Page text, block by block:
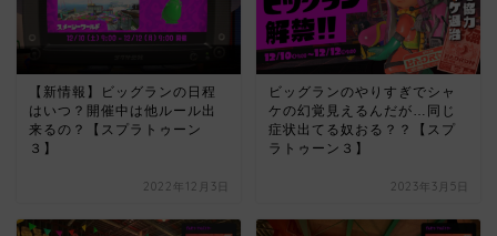
【新情報】ビッグランの日程
はいつ？開催中は他ルール出
来るの？【スプラトゥーン
３】
2022年12月3日
ビッグランのやりすぎでシャ
ケの幻覚見えるんだが…同じ
症状出てる奴おる？？【スプ
ラトゥーン３】
2023年3月5日